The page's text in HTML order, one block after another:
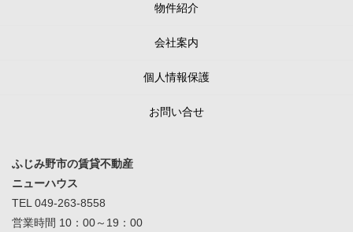
物件紹介
会社案内
個人情報保護
お問い合せ
ふじみ野市の賃貸不動産
ニューハウス
TEL 049-263-8558
営業時間 10：00～19：00